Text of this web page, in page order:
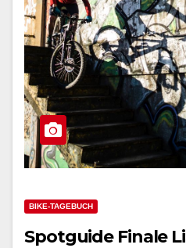
BIKE-TAGEBUCH
Spotguide Finale